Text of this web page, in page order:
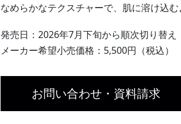
なめらかなテクスチャーで、肌に溶け込む
発売日：2026年7月下旬から順次切り替え
メーカー希望小売価格：5,500円（税込）
お問い合わせ・資料請求